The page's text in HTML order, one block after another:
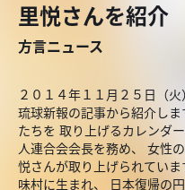
里悦さんを紹介
方言ニュース
２０１４年１１月２５日（
琉球新報の記事から紹介し
たちを 取り上げるカレンダ
人連合会会長を務め、 女性
悦さんが取り上げられてい
味村に生まれ、 日本復帰の